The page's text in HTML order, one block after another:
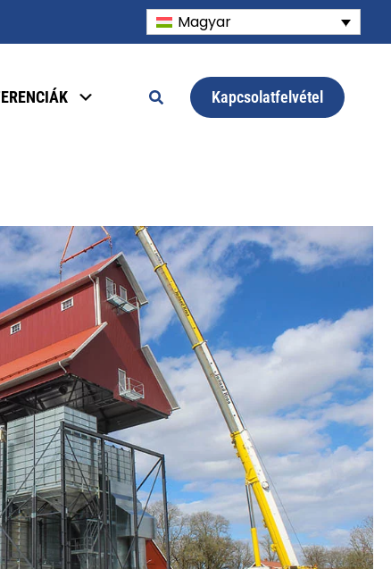
Magyar
Kapcsolatfelvétel